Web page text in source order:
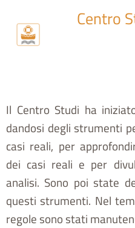
Centro
Il Centro Studi ha
dandosi degli strumenti
casi reali, per
dei casi reali e per
analisi. Sono poi state
questi strumenti. Nel
regole sono stati